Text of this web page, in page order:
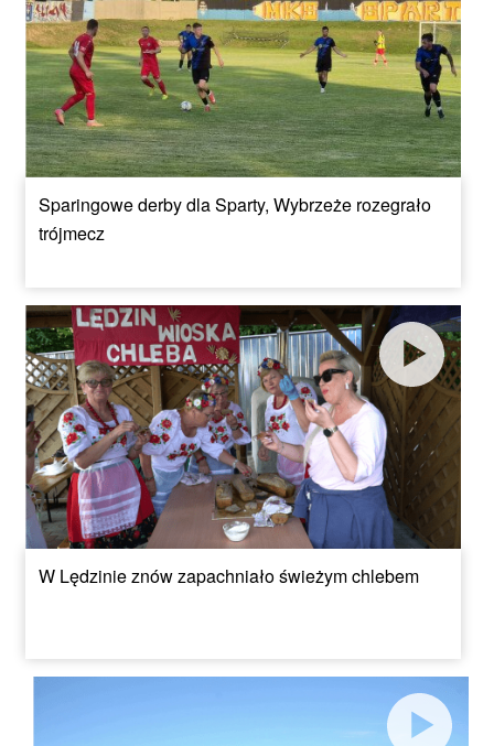
Sparingowe derby dla Sparty, Wybrzeże rozegrało
trójmecz
W Lędzinie znów zapachniało świeżym chlebem